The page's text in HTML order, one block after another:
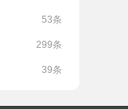
53条
299条
39条